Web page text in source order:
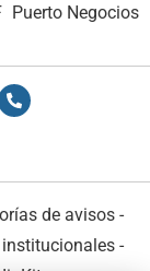
Puerto Negocios
de avisos -
institucionales-